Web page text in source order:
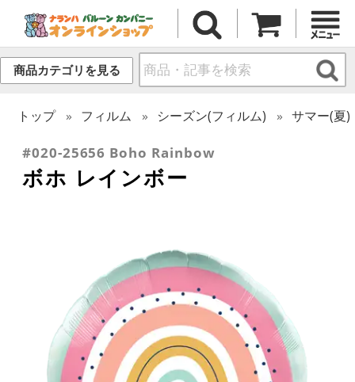
商品カテゴリを見る
トップ フィルム シーズン(フィルム) サマー(夏)
#020-25656 Boho Rainbow
ボホ レインボー